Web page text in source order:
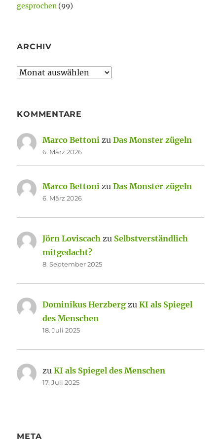
gesprochen (99)
ARCHIV
Archiv
KOMMENTARE
Marco Bettoni zuDas Monster zügeln
6. März 2026
Marco Bettoni zuDas Monster zügeln
6. März 2026
Jörn Loviscach zu Selbstverständlich
mitgedacht?
8. September 2025
Dominikus Herzberg zuKI als Spiegel
des Menschen
18. Juli 2025
zuKI als Spiegel des Menschen
17. Juli 2025
META